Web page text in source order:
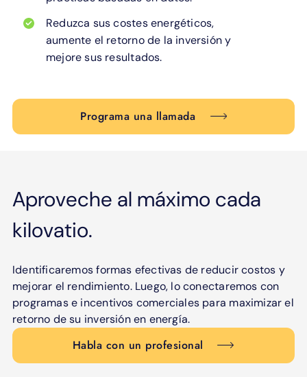
Reduzca sus costes energéticos,
aumente el retorno de la inversión y
mejore sus resultados.
Programa una llamada
Aproveche al máximo cada
kilovatio.
Identificaremos formas efectivas de reducir costos y
mejorar el rendimiento. Luego, lo conectaremos con
programas e incentivos comerciales para maximizar el
retorno de su inversión en energía.
Habla con un profesional